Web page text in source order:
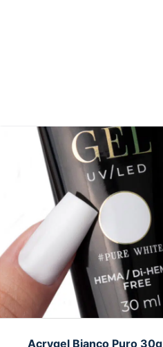
Acrygel Bianco Puro 30g